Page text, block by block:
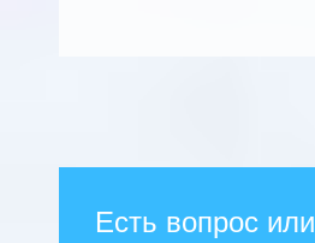
Есть вопрос или